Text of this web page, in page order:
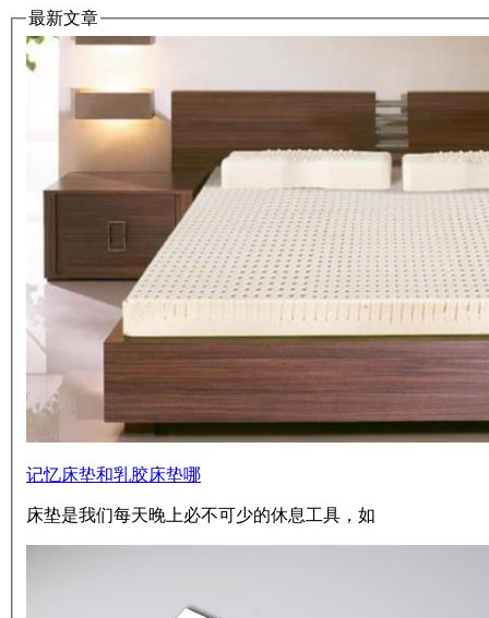
最新文章
记忆床垫和乳胶床垫哪
床垫是我们每天晚上必不可少的休息工具，如